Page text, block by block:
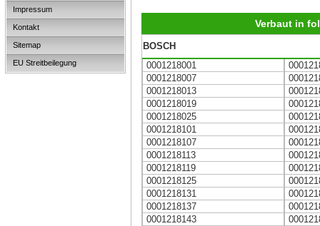
Impressum
Kontakt
Sitemap
EU Streitbeilegung
Verbaut in
BOSCH
0001218001
0001218007
0001218013
0001218019
0001218025
0001218101
0001218107
0001218113
0001218119
0001218125
0001218131
0001218137
0001218143